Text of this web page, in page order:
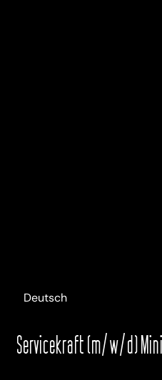
Deutsch
Servicekraft (m/w/d)